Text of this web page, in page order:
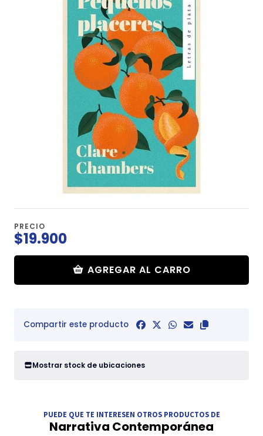
PRECIO
$19.900
AGREGAR AL CARRO
Compartir este producto
Mostrar stock de ubicaciones
PUEDE QUE TE INTERESEN OTROS PRODUCTOS DE
Narrativa Contemporánea